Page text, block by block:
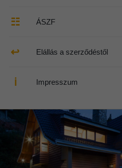
☷ ÁSZF
↩ Elállás a szerződéstől
ℹ Impresszum